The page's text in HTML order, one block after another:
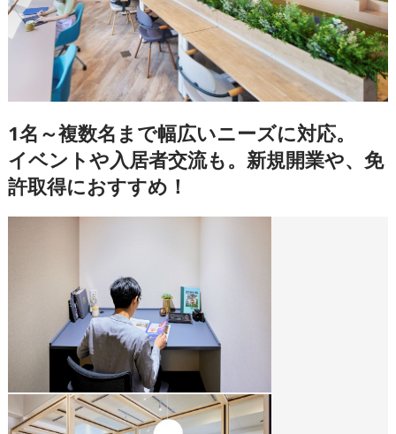
1名～複数名まで幅広いニーズに対応。
イベントや入居者交流も。新規開業や、免
許取得におすすめ！